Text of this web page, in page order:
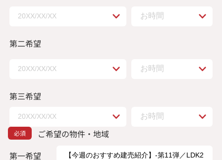
第二希望
第三希望
ご希望の物件・地域
第一希望